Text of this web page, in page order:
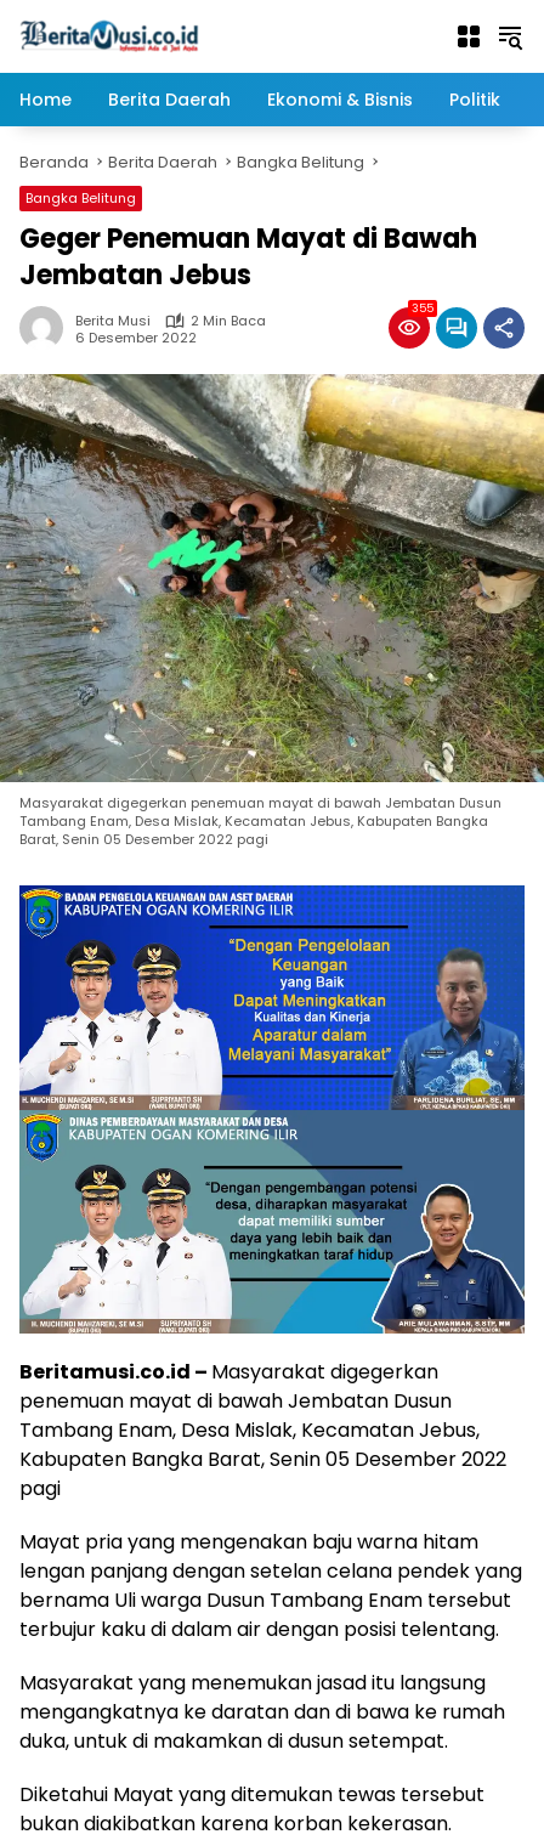
Home
Berita Daerah Ekonomi & Bisnis Politik
Beranda Berita Daerah Bangka Belitung
Bangka Belitung
Geger Penemuan Mayat di Bawah
Jembatan Jebus
Berita Musi
2 Min Baca
6 Desember 2022
355
Masyarakat digegerkan penemuan mayat di bawah Jembatan Dusun
Tambang Enam, Desa Mislak, Kecamatan Jebus, Kabupaten Bangka
Barat, Senin 05 Desember 2022 pagi
Beritamusi.co.id – Masyarakat digegerkan
penemuan mayat di bawah Jembatan Dusun
Tambang Enam, Desa Mislak, Kecamatan Jebus,
Kabupaten Bangka Barat, Senin 05 Desember 2022
pagi
Mayat pria yang mengenakan baju warna hitam
lengan panjang dengan setelan celana pendek yang
bernama Uli warga Dusun Tambang Enam tersebut
terbujur kaku di dalam air dengan posisi telentang.
Masyarakat yang menemukan jasad itu langsung
mengangkatnya ke daratan dan di bawa ke rumah
duka, untuk di makamkan di dusun setempat.
Diketahui Mayat yang ditemukan tewas tersebut
bukan diakibatkan karena korban kekerasan.